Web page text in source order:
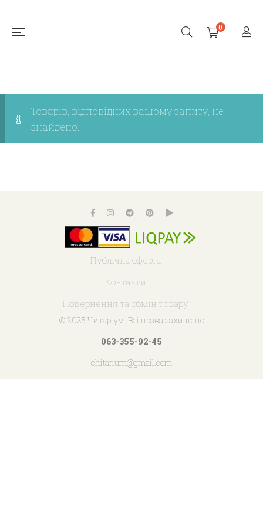
0
Товарів, відповідних вашому запиту, не
знайдено.
Публічна оферта
Контакти
Повернення та обмін товару
© 2025 Читаріум. Всі права захищено
063-355-92-45
chitarium@gmail.com